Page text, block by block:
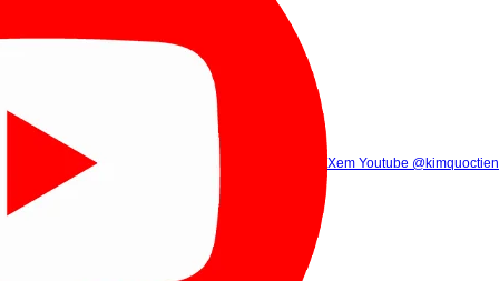
Xem Tik Tok
Gọi điện (8h00 - 21h30)
Xem Youtube @kimquoctien